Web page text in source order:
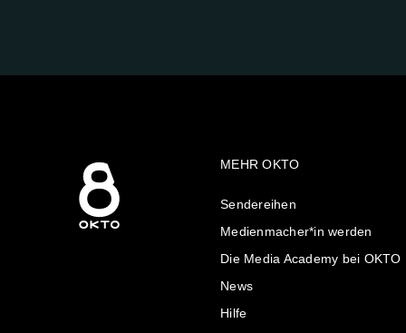
MEHR OKTO
Sendereihen
Medienmacher*in werden
Die Media Academy bei OKTO
News
Hilfe